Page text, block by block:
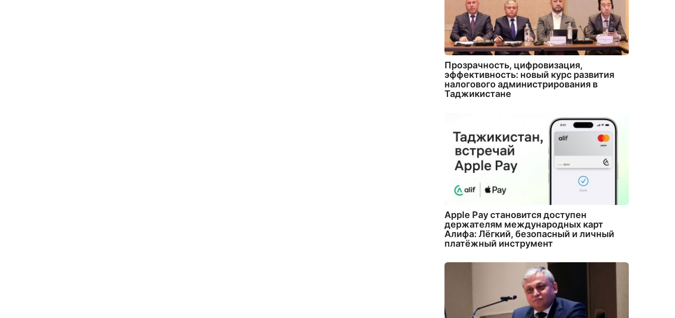
Прозрачность, цифровизация,
эффективность: новый курс развития
налогового администрирования в
Таджикистане
Apple Pay становится доступен
держателям международных карт
Алифа: Лёгкий, безопасный и личный
платёжный инструмент